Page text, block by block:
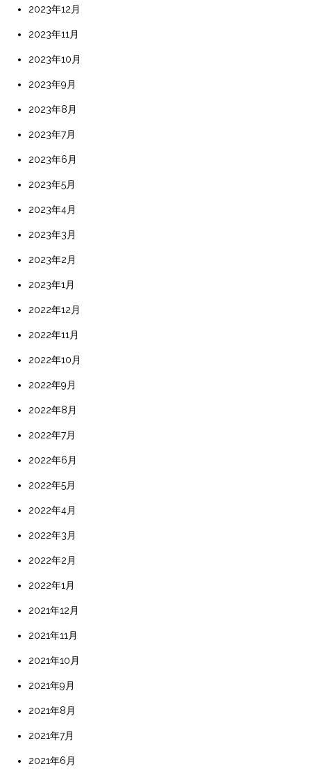
2023年12月
2023年11月
2023年10月
2023年9月
2023年8月
2023年7月
2023年6月
2023年5月
2023年4月
2023年3月
2023年2月
2023年1月
2022年12月
2022年11月
2022年10月
2022年9月
2022年8月
2022年7月
2022年6月
2022年5月
2022年4月
2022年3月
2022年2月
2022年1月
2021年12月
2021年11月
2021年10月
2021年9月
2021年8月
2021年7月
2021年6月